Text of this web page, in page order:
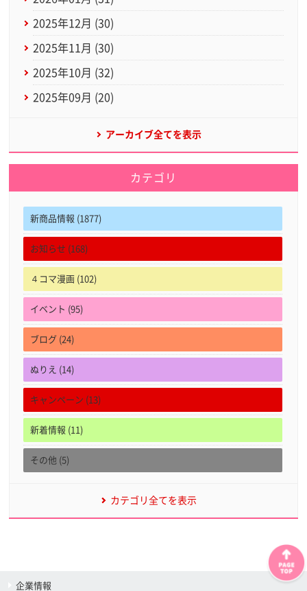
2025年12月 (30)
2025年11月 (30)
2025年10月 (32)
2025年09月 (20)
アーカイブ全てを表示
カテゴリ
新商品情報 (1877)
お知らせ (168)
４コマ漫画 (102)
イベント (95)
ブログ (24)
ぬりえ (14)
キャンペーン (13)
新着情報 (11)
その他 (5)
カテゴリ全てを表示
企業情報